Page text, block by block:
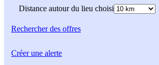
Distance autour du lieu choisi
Rechercherdes offres
Créer une alerte